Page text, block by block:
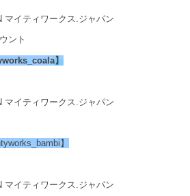
マイティワークス.ジャパン
ント
】
マイティワークス.ジャパン
】
マイティワークス.ジャパン